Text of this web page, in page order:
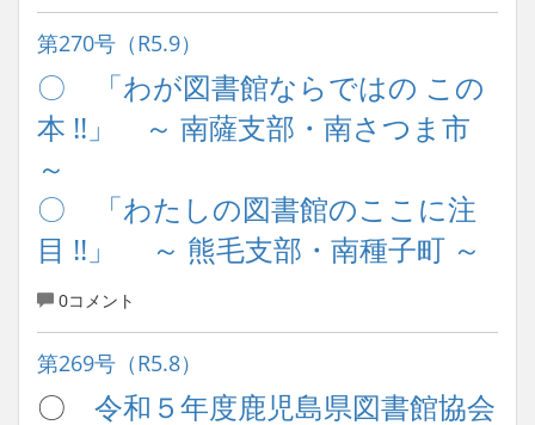
第270号（R5.9）
〇 「わが図書館ならではの この
本 !!」 ～ 南薩支部・南さつま市
～
〇 「わたしの図書館のここに注
目 !!」 ～ 熊毛支部・南種子町 ～
0コメント
第269号（R5.8）
〇 令和５年度鹿児島県図書館協会